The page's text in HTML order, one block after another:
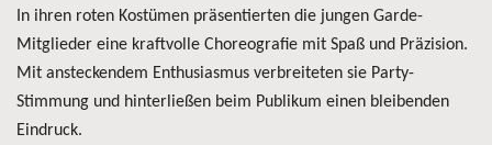
In ihren roten Kostümen präsentierten die jungen Garde-
Mitglieder eine kraftvolle Choreografie mit Spaß und Präzision.
Mit ansteckendem Enthusiasmus verbreiteten sie Party-
Stimmung und hinterließen beim Publikum einen bleibenden
Eindruck.